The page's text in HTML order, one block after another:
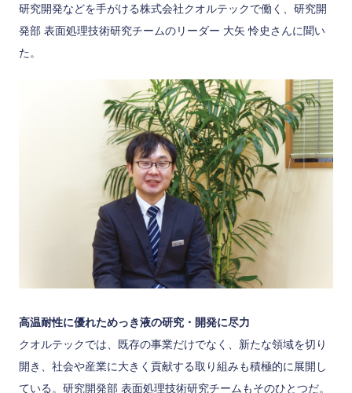
研究開発などを手がける株式会社クオルテックで働く、研究開
発部 表面処理技術研究チームのリーダー 大矢 怜史さんに聞い
た。
高温耐性に優れためっき液の研究・開発に尽力
クオルテックでは、既存の事業だけでなく、新たな領域を切り
開き、社会や産業に大きく貢献する取り組みも積極的に展開し
ている。研究開発部 表面処理技術研究チームもそのひとつだ。